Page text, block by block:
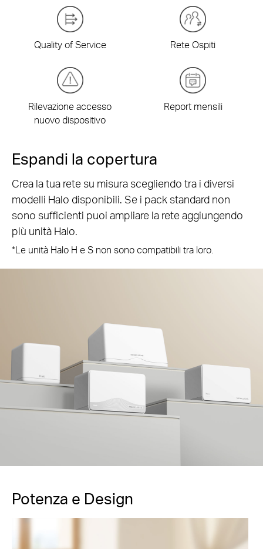
Quality of Service Rete Ospiti
Rilevazione accesso
nuovo dispositivo
Report mensili
Espandi la copertura
Crea la tua rete su misura scegliendo tra i diversi
modelli Halo disponibili. Se i pack standard non
sono sufficienti puoi ampliare la rete aggiungendo
più unità Halo.
*Le unità Halo H e S non sono compatibili tra loro.
Potenza e Design